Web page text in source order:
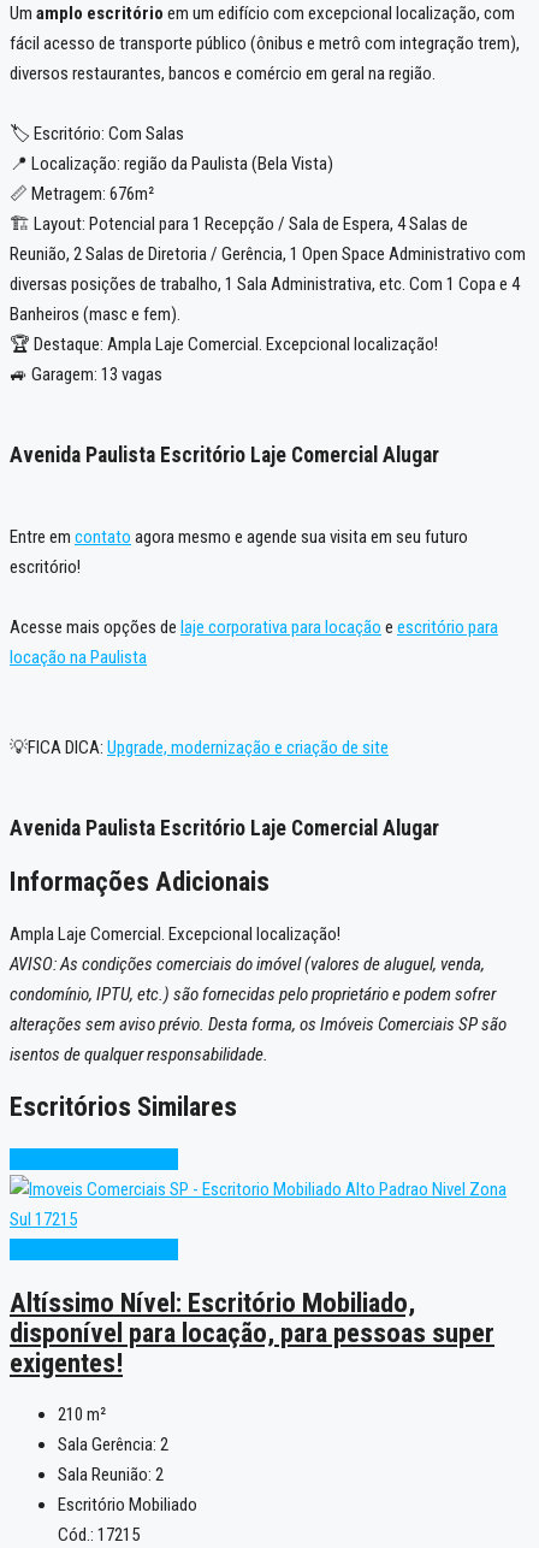
Um amplo escritório em um edifício com excepcional localização, com
fácil acesso de transporte público (ônibus e metrô com integração trem),
diversos restaurantes, bancos e comércio em geral na região.
🏷️ Escritório: Com Salas
📍 Localização: região da Paulista (Bela Vista)
📏 Metragem: 676m²
🏗️ Layout: Potencial para 1 Recepção / Sala de Espera, 4 Salas de
Reunião, 2 Salas de Diretoria / Gerência, 1 Open Space Administrativo com
diversas posições de trabalho, 1 Sala Administrativa, etc. Com 1 Copa e 4
Banheiros (masc e fem).
🏆 Destaque: Ampla Laje Comercial. Excepcional localização!
🚙 Garagem: 13 vagas
Avenida Paulista Escritório Laje Comercial Alugar
Entre em contato agora mesmo e agende sua visita em seu futuro
escritório!
Acesse mais opções de laje corporativa para locação e escritório para
locação na Paulista
💡FICA DICA: Upgrade, modernização e criação de site
Avenida Paulista Escritório Laje Comercial Alugar
Informações Adicionais
Ampla Laje Comercial. Excepcional localização!
AVISO: As condições comerciais do imóvel (valores de aluguel, venda,
condomínio, IPTU, etc.) são fornecidas pelo proprietário e podem sofrer
alterações sem aviso prévio. Desta forma, os Imóveis Comerciais SP são
isentos de qualquer responsabilidade.
Escritórios Similares
Altíssimo Nível: Escritório Mobiliado,
disponível para locação, para pessoas super
exigentes!
210 m²
Sala Gerência: 2
Sala Reunião: 2
Escritório Mobiliado
Cód.: 17215